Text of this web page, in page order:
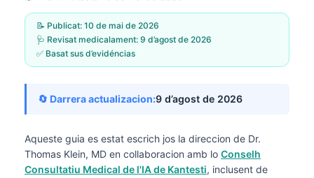
📝 Publicat: 10 de mai de 2026
🩺 Revisat medicalament: 9 d’agost de 2026
✅ Basat sus d’evidéncias
🔄 Darrera actualizacion:9 d’agost de 2026
Aqueste guia es estat escrich jos la direccion de Dr.
Thomas Klein, MD en collaboracion amb lo Conselh
Consultatiu Medical de l'IA de Kantesti, inclusent de